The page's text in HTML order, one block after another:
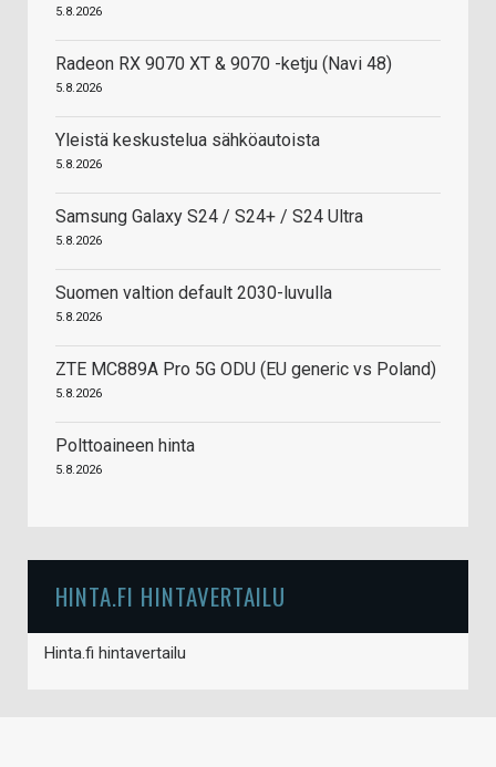
5.8.2026
Radeon RX 9070 XT & 9070 -ketju (Navi 48)
5.8.2026
Yleistä keskustelua sähköautoista
5.8.2026
Samsung Galaxy S24 / S24+ / S24 Ultra
5.8.2026
Suomen valtion default 2030-luvulla
5.8.2026
ZTE MC889A Pro 5G ODU (EU generic vs Poland)
5.8.2026
Polttoaineen hinta
5.8.2026
HINTA.FI HINTAVERTAILU
Hinta.fi hintavertailu